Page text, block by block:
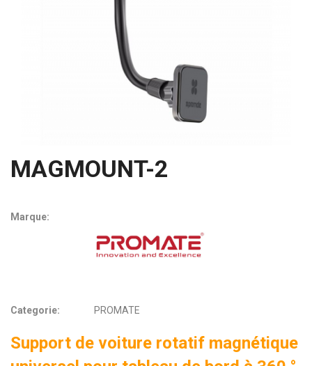
MAGMOUNT-2
Marque:
Categorie: PROMATE
Support de voiture rotatif magnétique